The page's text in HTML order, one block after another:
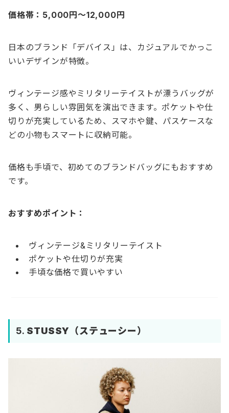
価格帯：5,000円〜12,000円
日本のブランド「デバイス」は、カジュアルでかっこ
いいデザインが特徴。
ヴィンテージ感やミリタリーテイストが漂うバッグが
多く、男らしい雰囲気を演出できます。ポケットや仕
切りが充実しているため、スマホや鍵、パスケースな
どの小物もスマートに収納可能。
価格も手頃で、初めてのブランドバッグにもおすすめ
です。
おすすめポイント：
ヴィンテージ&ミリタリーテイスト
ポケットや仕切りが充実
手頃な価格で買いやすい
5. STUSSY（ステューシー）